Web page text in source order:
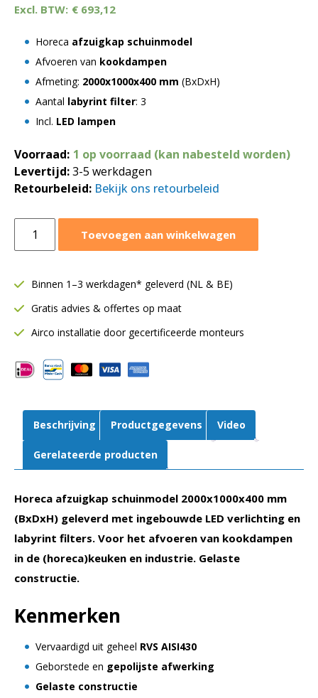
€ 693,12
Horeca afzuigkap schuinmodel
Afvoeren van kookdampen
Afmeting: 2000x1000x400 mm (BxDxH)
Aantal labyrint filter: 3
Incl. LED lampen
Voorraad: 1 op voorraad (kan nabesteld worden)
Levertijd:3-5 werkdagen
Retourbeleid: Bekijk ons retourbeleid
schuinmodel
mm
Inclusief
LED
|
Gelaste
aantal
Toevoegen aan winkelwagen
Binnen 1–3 werkdagen* geleverd (NL & BE)
Gratis advies & offertes op maat
Airco installatie door gecertificeerde monteurs
Beschrijving Productgegevens Video
Gerelateerde producten
Horeca afzuigkap schuinmodel 2000x1000x400 mm
(BxDxH) geleverd met ingebouwde LED verlichting en
labyrint filters. Voor het afvoeren van kookdampen
in de (horeca)keuken en industrie. Gelaste
constructie.
Kenmerken
Vervaardigd uit geheel RVS AISI430
Geborstede en gepolijste afwerking
Gelaste constructie